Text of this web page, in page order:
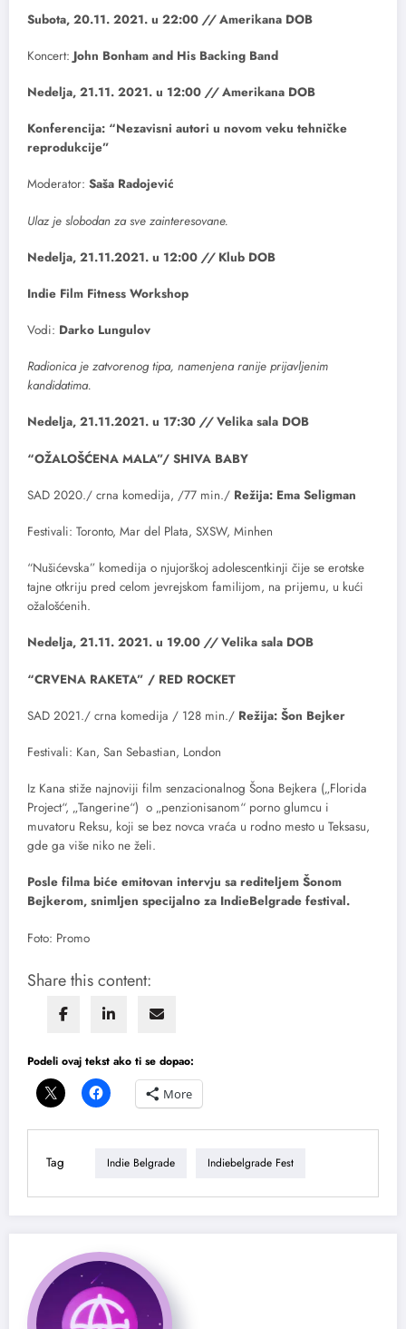
Subota, 20.11. 2021. u 22:00 //Amerikana DOB
Koncert: John Bonham and His Backing Band
Nedelja, 21.11. 2021. u 12:00 //Amerikana DOB
Konferencija: “Nezavisni autori u novom veku tehničke
reprodukcije”
Moderator: Saša Radojević
Ulaz je slobodan za sve zainteresovane.
Nedelja, 21.11.2021. u 12:00 // Klub DOB
Indie Film Fitness Workshop
Vodi: Darko Lungulov
Radionica je zatvorenog tipa, namenjena ranije prijavljenim
kandidatima.
Nedelja, 21.11.2021. u 17:30 //Velika sala DOB
“OŽALOŠĆENA MALA”/ SHIVA BABY
SAD 2020./ crna komedija, /77 min./ Režija: Ema Seligman
Festivali: Toronto, Mar del Plata, SXSW, Minhen
“Nušićevska” komedija o njujorškoj adolescentkinji čije se erotske
tajne otkriju pred celom jevrejskom familijom, na prijemu, u kući
ožalošćenih.
Nedelja, 21.11. 2021. u 19.00 //Velika sala DOB
“CRVENA RAKETA” / RED ROCKET
SAD 2021./ crna komedija / 128 min./ Režija: Šon Bejker
Festivali: Kan, San Sebastian, London
Iz Kana stiže najnoviji film senzacionalnog Šona Bejkera („Florida
Project“, „Tangerine“) o „penzionisanom“ porno glumcu i
muvatoru Reksu, koji se bez novca vraća u rodno mesto u Teksasu,
gde ga više niko ne želi.
Posle filma biće emitovan intervju sa rediteljem Šonom
Bejkerom, snimljen specijalno za IndieBelgrade festival.
Foto: Promo
Share this content:
Podeli ovaj tekst ako ti se dopao:
More
Tag Indie Belgrade Indiebelgrade Fest